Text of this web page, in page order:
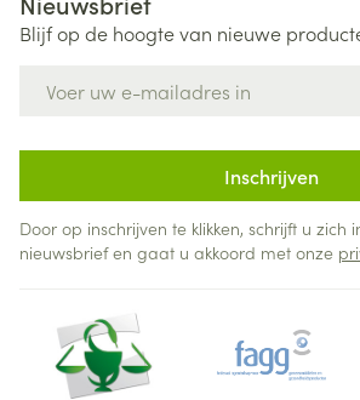
Blijf op de hoogte van nieuwe
Inschrijven
Door op inschrijven te klikken, schrijft u zich
nieuwsbrief en gaat u akkoord met onze